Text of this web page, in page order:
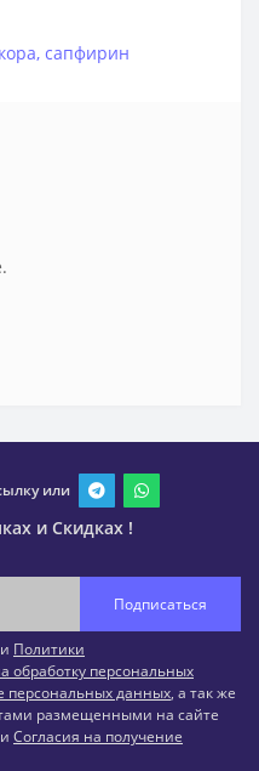
, сапфирин
или
и Скидках !
Подписаться
Политики
обработку персональных
персональных данных, а так же
размещенными на сайте
Согласия на получение